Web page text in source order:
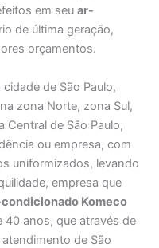
em seuar-
de última geração,
orçamentos.
de São Paulo,
zona Norte, zona Sul,
Central de São Paulo,
ou empresa, com
uniformizados, levando
empresa que
Komeco
40 anos, que através de
de São